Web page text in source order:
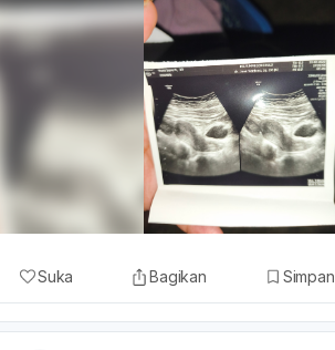
Suka Bagikan Simpan